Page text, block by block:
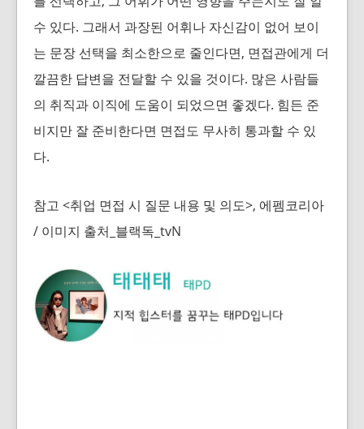
수 있다. 그래서 과장된 어휘나 자신감이 없어 보이
는 문장 선택을 최소한으로 줄인다면, 면접관에게 더
깔끔한 답변을 전달할 수 있을 것이다. 많은 사람들
의 취직과 이직에 도움이 되었으면 좋겠다. 힘든 준
비지만 잘 준비한다면 면접도 무사히 통과할 수 있
다.
참고 <취업 면접 시 질문 내용 및 의도>, 에펨코리아
/ 이미지 출처_블랙독_tvN